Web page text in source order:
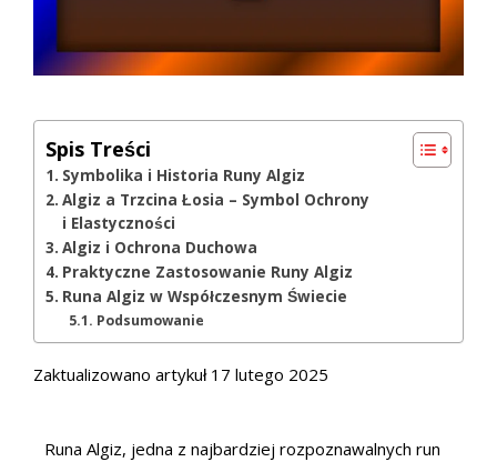
Spis Treści
Symbolika i Historia Runy Algiz
Algiz a Trzcina Łosia – Symbol Ochrony
i Elastyczności
Algiz i Ochrona Duchowa
Praktyczne Zastosowanie Runy Algiz
Runa Algiz w Współczesnym Świecie
Podsumowanie
Zaktualizowano artykuł 17 lutego 2025
Runa Algiz, jedna z najbardziej rozpoznawalnych run